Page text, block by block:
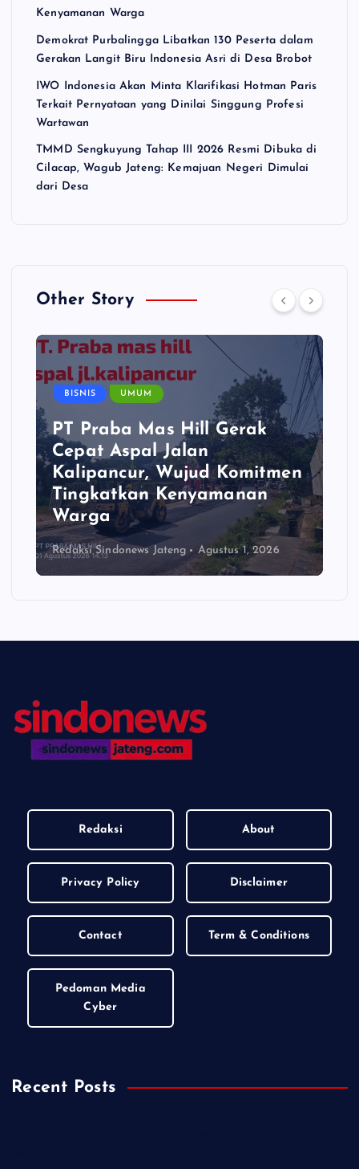
Kenyamanan Warga
Demokrat Purbalingga Libatkan 130 Peserta dalam
Gerakan Langit Biru Indonesia Asri di Desa Brobot
IWO Indonesia Akan Minta Klarifikasi Hotman Paris
Terkait Pernyataan yang Dinilai Singgung Profesi
Wartawan
TMMD Sengkuyung Tahap III 2026 Resmi Dibuka di
Cilacap, Wagub Jateng: Kemajuan Negeri Dimulai
dari Desa
Other Story
BISNIS UMUM
PT Praba Mas Hill Gerak
Cepat Aspal Jalan
Kalipancur, Wujud Komitmen
Tingkatkan Kenyamanan
Warga
Redaksi Sindonews Jateng Agustus 1, 2026
Redaksi About
Privacy Policy Disclaimer
Contact Term & Conditions
Pedoman Media
Cyber
Recent Posts